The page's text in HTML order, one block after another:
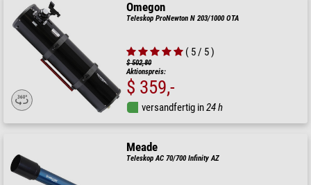
Omegon
Teleskop ProNewton N 203/1000 OTA
( 5 / 5 )
$ 502,80
Aktionspreis:
$ 359,-
versandfertig in24 h
Meade
Teleskop AC 70/700 Infinity AZ